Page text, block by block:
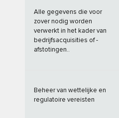
Alle gegevens die voor
zover nodig worden
verwerkt in het kader van
bedrijfsacquisities of -
afstotingen..
Beheer van wettelijke en
regulatoire vereisten